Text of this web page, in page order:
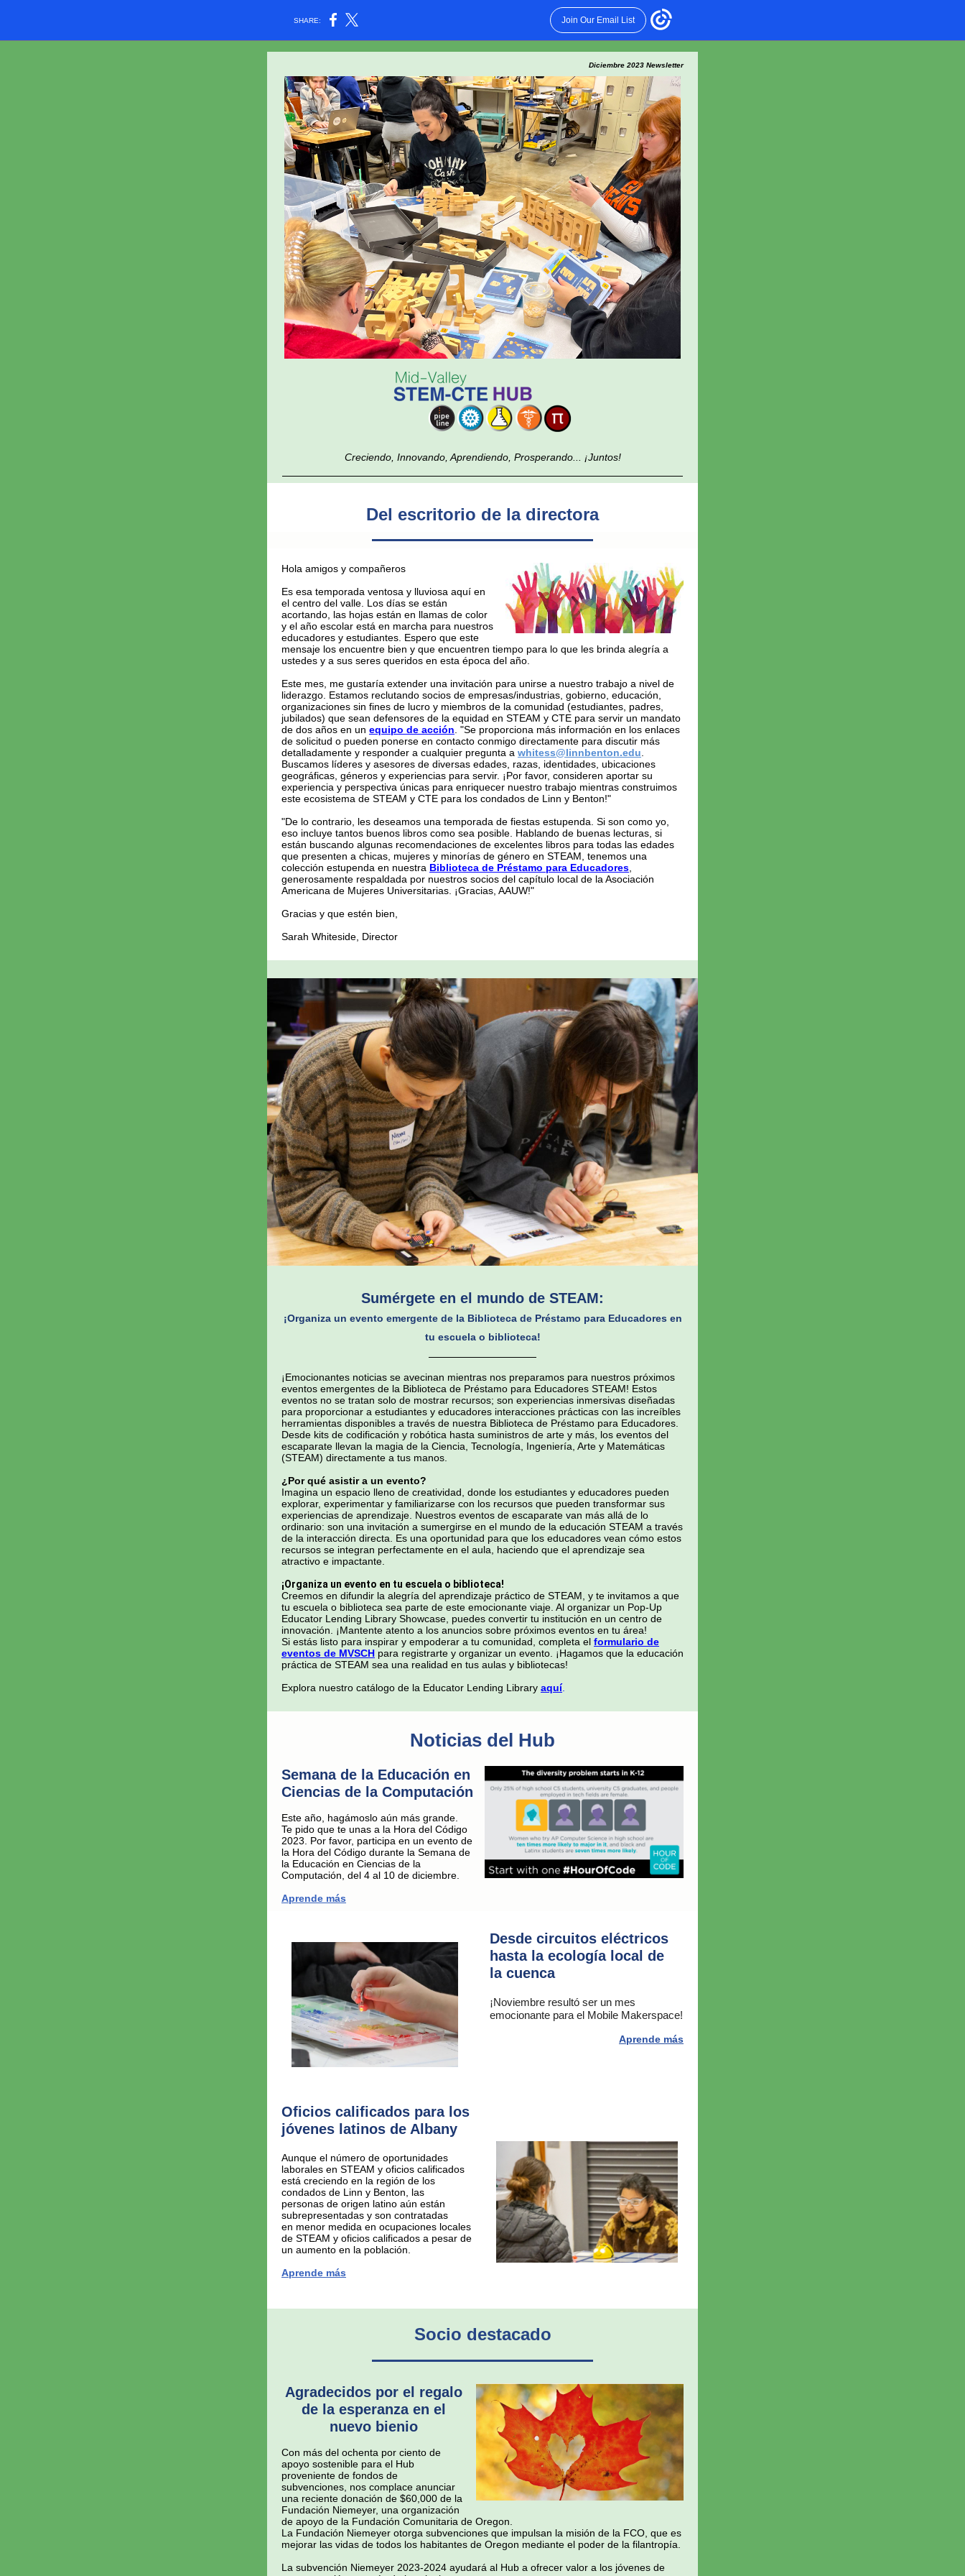
SHARE: Join Our Email List
Diciembre 2023 Newsletter
Creciendo, Innovando, Aprendiendo, Prosperando... ¡Juntos!
Del escritorio de la directora
Hola amigos y compañeros
Es esa temporada ventosa y lluviosa aquí en
el centro del valle. Los días se están
acortando, las hojas están en llamas de color
y el año escolar está en marcha para nuestros
educadores y estudiantes. Espero que este
mensaje los encuentre bien y que encuentren tiempo para lo que les brinda alegría a
ustedes y a sus seres queridos en esta época del año.
Este mes, me gustaría extender una invitación para unirse a nuestro trabajo a nivel de
liderazgo. Estamos reclutando socios de empresas/industrias, gobierno, educación,
organizaciones sin fines de lucro y miembros de la comunidad (estudiantes, padres,
jubilados) que sean defensores de la equidad en STEAM y CTE para servir un mandato
de dos años en un equipo de acción . "Se proporciona más información en los enlaces
de solicitud o pueden ponerse en contacto conmigo directamente para discutir más
detalladamente y responder a cualquier pregunta a whitess@linnbenton.edu
Buscamos líderes y asesores de diversas edades, razas, identidades, ubicaciones
geográficas, géneros y experiencias para servir. ¡Por favor, consideren aportar su
experiencia y perspectiva únicas para enriquecer nuestro trabajo mientras construimos
este ecosistema de STEAM y CTE para los condados de Linn y Benton!"
"De lo contrario, les deseamos una temporada de fiestas estupenda. Si son como yo,
eso incluye tantos buenos libros como sea posible. Hablando de buenas lecturas, si
están buscando algunas recomendaciones de excelentes libros para todas las edades
que presenten a chicas, mujeres y minorías de género en STEAM, tenemos una
colección estupenda en nuestra Biblioteca de Préstamo para Educadores
generosamente respaldada por nuestros socios del capítulo local de la Asociación
Americana de Mujeres Universitarias. ¡Gracias, AAUW!"
Gracias y que estén bien,
Sarah Whiteside, Director
Sumérgete en el mundo de STEAM:
¡Organiza un evento emergente de la Biblioteca de Préstamo para Educadores en
tu escuela o biblioteca!
¡Emocionantes noticias se avecinan mientras nos preparamos para nuestros próximos
eventos emergentes de la Biblioteca de Préstamo para Educadores STEAM! Estos
eventos no se tratan solo de mostrar recursos; son experiencias inmersivas diseñadas
para proporcionar a estudiantes y educadores interacciones prácticas con las increíbles
herramientas disponibles a través de nuestra Biblioteca de Préstamo para Educadores.
Desde kits de codificación y robótica hasta suministros de arte y más, los eventos del
escaparate llevan la magia de la Ciencia, Tecnología, Ingeniería, Arte y Matemáticas
(STEAM) directamente a tus manos.
¿Por qué asistir a un evento?
Imagina un espacio lleno de creatividad, donde los estudiantes y educadores pueden
explorar, experimentar y familiarizarse con los recursos que pueden transformar sus
experiencias de aprendizaje. Nuestros eventos de escaparate van más allá de lo
ordinario: son una invitación a sumergirse en el mundo de la educación STEAM a través
de la interacción directa. Es una oportunidad para que los educadores vean cómo estos
recursos se integran perfectamente en el aula, haciendo que el aprendizaje sea
atractivo e impactante.
¡Organiza un evento en tu escuela o biblioteca!
Creemos en difundir la alegría del aprendizaje práctico de STEAM, y te invitamos a que
tu escuela o biblioteca sea parte de este emocionante viaje. Al organizar un Pop-Up
Educator Lending Library Showcase, puedes convertir tu institución en un centro de
innovación. ¡Mantente atento a los anuncios sobre próximos eventos en tu área!
Si estás listo para inspirar y empoderar a tu comunidad, completa el formulario de
eventos de MVSCH para registrarte y organizar un evento. ¡Hagamos que la educación
práctica de STEAM sea una realidad en tus aulas y bibliotecas!
Explora nuestro catálogo de la Educator Lending Library aquí.
Noticias del Hub
Semana de la Educación en
Ciencias de la Computación
Este año, hagámoslo aún más grande.
Te pido que te unas a la Hora del Código
2023. Por favor, participa en un evento de
la Hora del Código durante la Semana de
la Educación en Ciencias de la
Computación, del 4 al 10 de diciembre.
Aprende más
Desde circuitos eléctricos
hasta la ecología local de
la cuenca
¡Noviembre resultó ser un mes
emocionante para el Mobile Makerspace!
Aprende más
Oficios calificados para los
jóvenes latinos de Albany
Aunque el número de oportunidades
laborales en STEAM y oficios calificados
está creciendo en la región de los
condados de Linn y Benton, las
personas de origen latino aún están
subrepresentadas y son contratadas
en menor medida en ocupaciones locales
de STEAM y oficios calificados a pesar de
un aumento en la población.
Aprende más
Socio destacado
Agradecidos por el regalo
de la esperanza en el
nuevo bienio
Con más del ochenta por ciento de
apoyo sostenible para el Hub
proveniente de fondos de
subvenciones, nos complace anunciar
una reciente donación de $60,000 de la
Fundación Niemeyer, una organización
de apoyo de la Fundación Comunitaria de Oregon.
La Fundación Niemeyer otorga subvenciones que impulsan la misión de la FCO, que es
mejorar las vidas de todos los habitantes de Oregon mediante el poder de la filantropía.
La subvención Niemeyer 2023-2024 ayudará al Hub a ofrecer valor a los jóvenes de